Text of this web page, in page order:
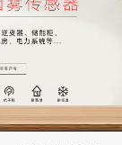
探测器
播系统
测器